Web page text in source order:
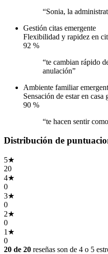
“Sonia, la
Gestión citas emergente
Flexibilidad y rapidez en
92 %
“te cambian rápido
anulación”
Ambiente familiar
Sensación de estar en
90 %
“te hacen sentir
Distribución de
5★
20
4★
0
3★
0
2★
0
1 ★
0
20 de 20 reseñas son de 4 o 5